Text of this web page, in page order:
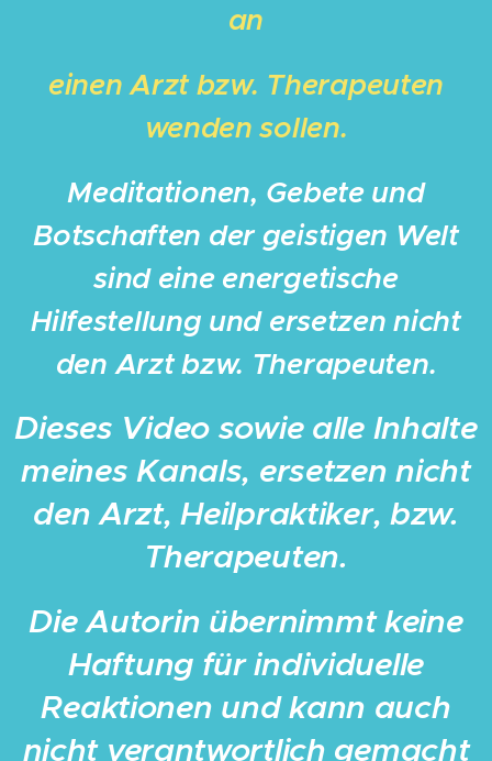
an
einen Arzt bzw. Therapeuten
wenden sollen.
Meditationen, Gebete und
Botschaften der geistigen Welt
sind eine energetische
Hilfestellung und ersetzen nicht
den Arzt bzw. Therapeuten.
Dieses Video sowie alle Inhalte
meines Kanals, ersetzen nicht
den Arzt, Heilpraktiker, bzw.
Therapeuten.
Die Autorin übernimmt keine
Haftung für individuelle
Reaktionen und kann auch
nicht verantwortlich gemacht